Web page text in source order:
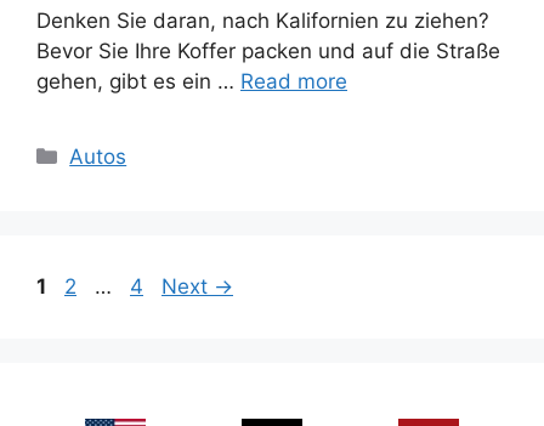
Denken Sie daran, nach Kalifornien zu ziehen?
Bevor Sie Ihre Koffer packen und auf die Straße
gehen, gibt es ein … Read more
Categories
Autos
Page
1 Page
2 … Page
4 Next →